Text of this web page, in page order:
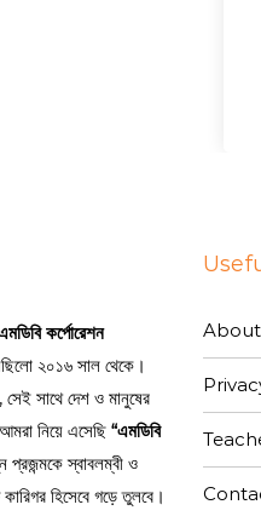
কর্পোরেশন
২০১৬ সাল থেকে।
সেই সাথে দেশ ও মানুষের
নিয়ে এসেছি “এমডিবি
প্রজন্মকে স্বাবলম্বী ও
হিসেবে গড়ে তুলবে।